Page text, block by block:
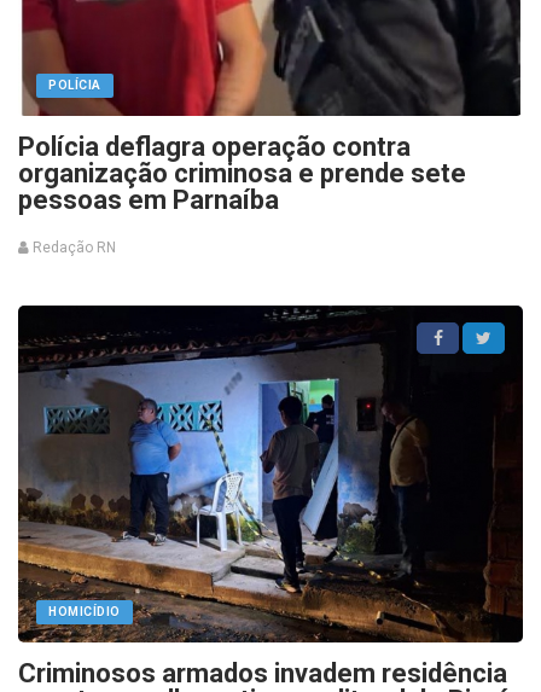
POLÍCIA
Polícia deflagra operação contra
organização criminosa e prende sete
pessoas em Parnaíba
Redação RN
HOMICÍDIO
Criminosos armados invadem residência